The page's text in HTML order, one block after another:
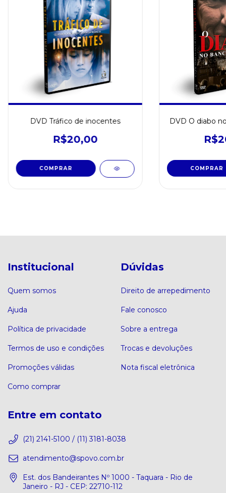
DVD Tráfico de inocentes
R$20,00
DVD O diabo
Institucional
Quem somos
Ajuda
Política de privacidade
Termos de uso e condições
Promoções válidas
Como comprar
Dúvidas
Direito de arrepedimento
Fale conosco
Sobre a entrega
Trocas e devoluções
Nota fiscal eletrônica
Entre em contato
(21) 2141-5100 / (11) 3181-8038
atendimento@spovo.com.br
Est. dos Bandeirantes Nº 1000 - Taquara - Rio de
Janeiro - RJ - CEP: 22710-112